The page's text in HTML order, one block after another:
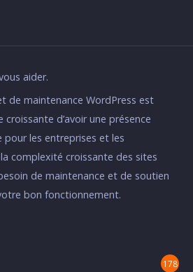
aider.
de maintenance WordPress est
d’avoir une présence
pour les entreprises et les
complexité croissante des sites
de maintenance et de soutien
bon fonctionnement.
178